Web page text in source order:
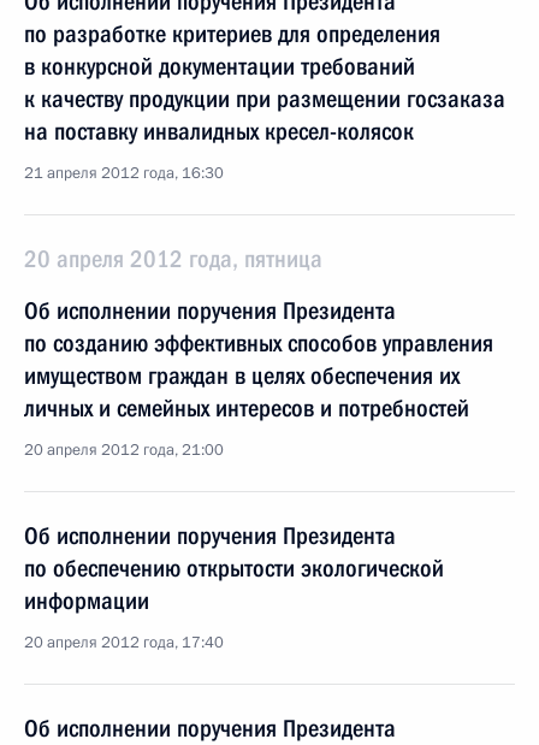
по разработке критериев для определения
в конкурсной документации требований
к качеству продукции при размещении госзаказа
на поставку инвалидных кресел-колясок
21 апреля 2012 года, 16:30
20 апреля 2012 года, пятница
Об исполнении поручения Президента
по созданию эффективных способов управления
имуществом граждан в целях обеспечения их
личных и семейных интересов и потребностей
20 апреля 2012 года, 21:00
Об исполнении поручения Президента
по обеспечению открытости экологической
информации
20 апреля 2012 года, 17:40
Об исполнении поручения Президента